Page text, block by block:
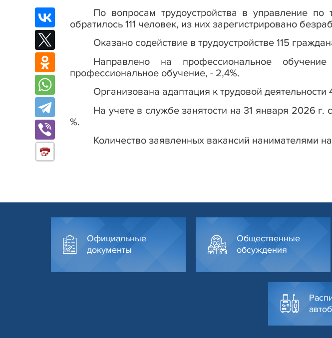
По вопросам трудоустройства в управление по
обратилось 111 человек, из них зарегистрировано
Оказано содействие в трудоустройстве 115
Направлено на профессиональное
профессиональное обучение, - 2,4%.
Организована адаптация к трудовой
На учете в службе занятости на 31 января 2026 г.
%.
Количество заявленных вакансий нанимателями
Официальные
документы
Общественные
обсуждения